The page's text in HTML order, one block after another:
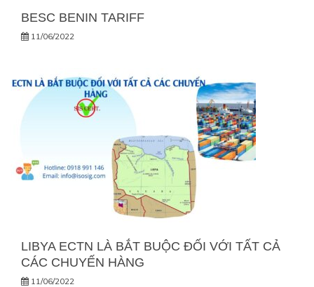
BESC BENIN TARIFF
11/06/2022
LIBYA ECTN LÀ BẮT BUỘC ĐỐI VỚI TẤT CẢ
CÁC CHUYẾN HÀNG
11/06/2022